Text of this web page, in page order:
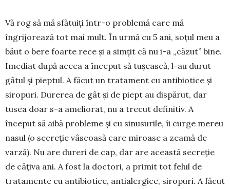
Vă rog să mă sfătuiți într-o problemă care mă
îngrijorează tot mai mult. În urmă cu 5 ani, soțul meu a
băut o bere foarte rece și a simțit că nu i-a „căzut” bine.
Imediat după aceea a început să tușeas­că, l-au durut
gâtul și pieptul. A făcut un tratament cu anti­biotice și
siropuri. Durerea de gât și de piept au dis­părut, dar
tusea doar s-a ameliorat, nu a trecut defi­nitiv. A
început să aibă probleme și cu sinusurile, îi curge mereu
nasul (o secreție vâscoasă care mi­roase a zeamă de
varză). Nu are dureri de cap, dar are aceas­tă secreție
de câțiva ani. A fost la doc­tori, a primit tot felul de
tratamente cu anti­biotice, antialergice, siro­puri. A făcut